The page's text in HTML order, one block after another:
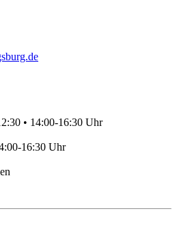
• 14:00-16:30 Uhr
16:30 Uhr